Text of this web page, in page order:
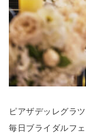
ピアザデッレグラ
毎日ブライダルフ